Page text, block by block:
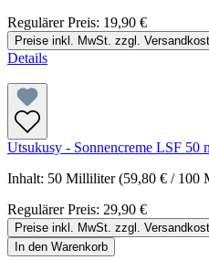
Regulärer Preis: 19,90 €
Preise inkl. MwSt. zzgl.
Details
Utsukusy - Sonnencreme LSF
Inhalt: 50 Milliliter(59,80 € / 100
Regulärer Preis: 29,90 €
Preise inkl. MwSt. zzgl.
In den Warenkorb